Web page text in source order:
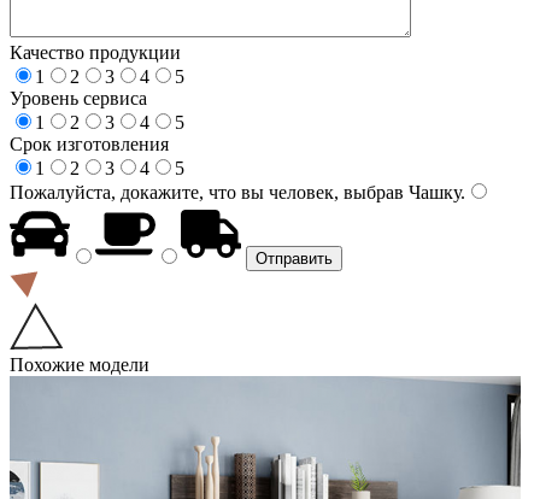
Качество продукции
1
2 3 4
5
Уровень сервиса
1
2 3 4
5
Срок изготовления
1
2 3 4
5
Пожалуйста, докажите, что вы человек, выбрав Чашку.
Похожие модели